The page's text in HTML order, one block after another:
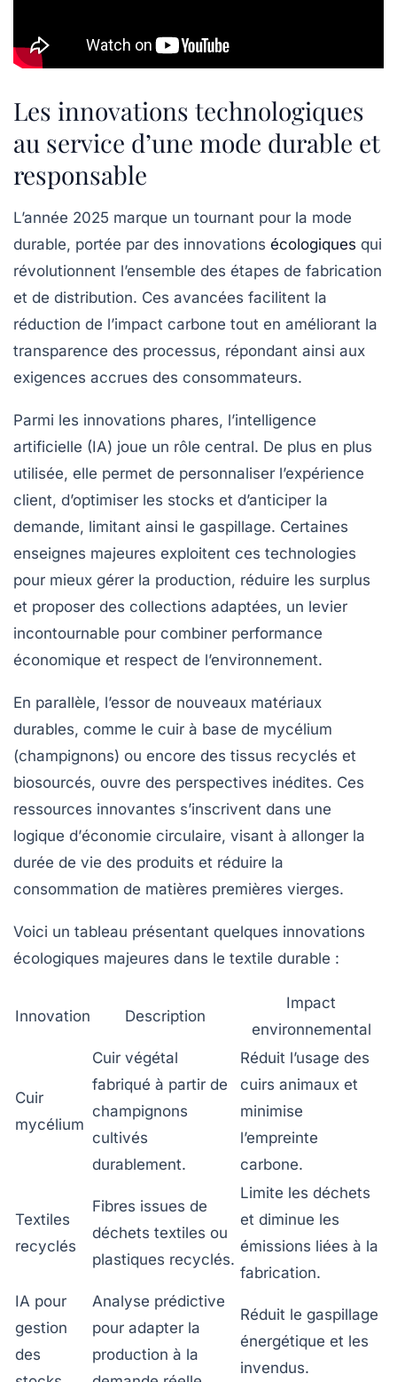
Les innovations technologiques
au service d’une mode durable et
responsable
L’année 2025 marque un tournant pour la mode
durable, portée par des innovations écologiques qui
révolutionnent l’ensemble des étapes de fabrication
et de distribution. Ces avancées facilitent la
réduction de l’impact carbone tout en améliorant la
transparence des processus, répondant ainsi aux
exigences accrues des consommateurs.
Parmi les innovations phares, l’intelligence
artificielle (IA) joue un rôle central. De plus en plus
utilisée, elle permet de personnaliser l’expérience
client, d’optimiser les stocks et d’anticiper la
demande, limitant ainsi le gaspillage. Certaines
enseignes majeures exploitent ces technologies
pour mieux gérer la production, réduire les surplus
et proposer des collections adaptées, un levier
incontournable pour combiner performance
économique et respect de l’environnement.
En parallèle, l’essor de nouveaux matériaux
durables, comme le cuir à base de mycélium
(champignons) ou encore des tissus recyclés et
biosourcés, ouvre des perspectives inédites. Ces
ressources innovantes s’inscrivent dans une
logique d’économie circulaire, visant à allonger la
durée de vie des produits et réduire la
consommation de matières premières vierges.
Voici un tableau présentant quelques innovations
écologiques majeures dans le textile durable :
Innovation Description
Impact
environnemental
Cuir
mycélium
Cuir végétal
fabriqué à partir de
champignons
cultivés
durablement.
Réduit l’usage des
cuirs animaux et
minimise
l’empreinte
carbone.
Textiles
recyclés
Fibres issues de
déchets textiles ou
plastiques recyclés.
Limite les déchets
et diminue les
émissions liées à la
fabrication.
IA pour
gestion
des
Analyse prédictive
pour adapter la
production à la
Réduit le gaspillage
énergétique et les
invendus.